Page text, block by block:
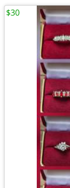
$30